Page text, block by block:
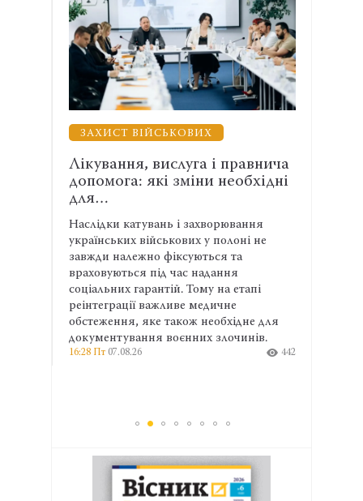
ЗАХИСТ ВІЙСЬКОВИХ
Лікування, вислуга і правнича
допомога: які зміни необхідні
для…
Наслідки катувань і захворювання
українських військових у полоні не
завжди належно фіксуються та
враховуються під час надання
соціальних гарантій. Тому на етапі
реінтеграції важливе медичне
обстеження, яке також необхідне для
документування воєнних злочинів.
16:28 Пт 07.08.26 442